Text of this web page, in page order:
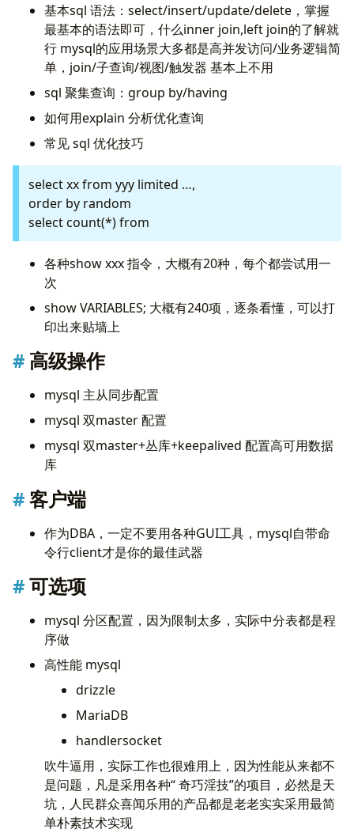
基本sql 语法：select/insert/update/delete，掌握
最基本的语法即可，什么inner join,left join的了解就
行 mysql的应用场景大多都是高并发访问/业务逻辑简
单，join/子查询/视图/触发器 基本上不用
sql 聚集查询：group by/having
如何用explain 分析优化查询
常见 sql 优化技巧
select xx from yyy limited …,
order by random
select count(*) from
各种show xxx 指令，大概有20种，每个都尝试用一
次
show VARIABLES; 大概有240项，逐条看懂，可以打
印出来贴墙上
高级操作
mysql 主从同步配置
mysql 双master 配置
mysql 双master+丛库+keepalived 配置高可用数据
库
客户端
作为DBA，一定不要用各种GUI工具，mysql自带命
令行client才是你的最佳武器
可选项
mysql 分区配置，因为限制太多，实际中分表都是程
序做
高性能 mysql
drizzle
MariaDB
handlersocket
吹牛逼用，实际工作也很难用上，因为性能从来都不
是问题，凡是采用各种“ 奇巧淫技”的项目，必然是天
坑，人民群众喜闻乐用的产品都是老老实实采用最简
单朴素技术实现